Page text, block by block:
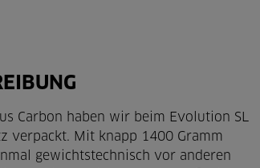
Carbon haben wir beim Evolution SL
verpackt. Mit knapp 1400 Gramm
gewichtstechnisch vor anderen